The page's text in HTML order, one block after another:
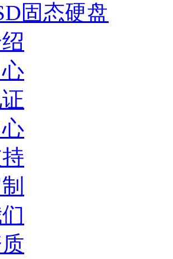
固态硬盘